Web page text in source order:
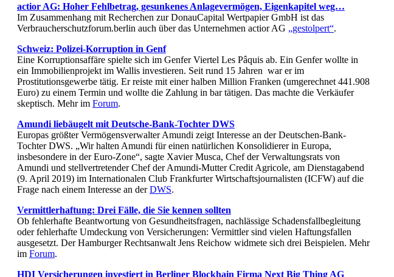
actior AG: Hoher Fehlbetrag, gesunkenes Anlagevermögen, Eigenkapitel weg…
Im Zusammenhang mit Recherchen zur DonauCapital Wertpapier GmbH ist das
Verbraucherschutzforum.berlin auch über das Unternehmen actior AG „gestolpert“.
Schweiz: Polizei-Korruption in Genf
Eine Korruptionsaffäre spielte sich im Genfer Viertel Les Pâquis ab. Ein Genfer wollte in
ein Immobilienprojekt im Wallis investieren. Seit rund 15 Jahren war er im
Prostitutionsgewerbe tätig. Er reiste mit einer halben Million Franken (umgerechnet 441.908
Euro) zu einem Termin und wollte die Zahlung in bar tätigen. Das machte die Verkäufer
skeptisch. Mehr im Forum.
Amundi liebäugelt mit Deutsche-Bank-Tochter DWS
Europas größter Vermögensverwalter Amundi zeigt Interesse an der Deutschen-Bank-
Tochter DWS. „Wir halten Amundi für einen natürlichen Konsolidierer in Europa,
insbesondere in der Euro-Zone“, sagte Xavier Musca, Chef der Verwaltungsrats von
Amundi und stellvertretender Chef der Amundi-Mutter Credit Agricole, am Dienstagabend
(9. April 2019) im Internationalen Club Frankfurter Wirtschaftsjournalisten (ICFW) auf die
Frage nach einem Interesse an derDWS.
Vermittlerhaftung: Drei Fälle, die Sie kennen sollten
Ob fehlerhafte Beantwortung von Gesundheitsfragen, nachlässige Schadensfallbegleitung
oder fehlerhafte Umdeckung von Versicherungen: Vermittler sind vielen Haftungsfallen
ausgesetzt. Der Hamburger Rechtsanwalt Jens Reichow widmete sich drei Beispielen. Mehr
im Forum.
HDI Versicherungen investiert in Berliner Blockhain Firma Next Big Thing AG